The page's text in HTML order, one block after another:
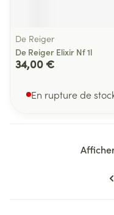
De Reiger
De Reiger Elixir Nf 1l
34,00 €
En rupture de